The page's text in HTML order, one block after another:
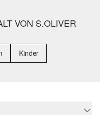
VON S.OLIVER
Kinder